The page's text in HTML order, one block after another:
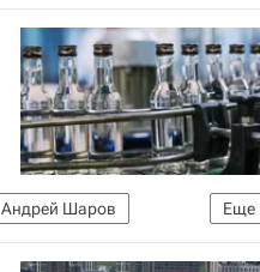
Еще
Андрей Шаров